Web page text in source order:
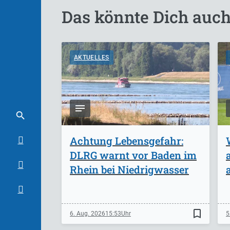
Das könnte Dich
AKTUELLES
Achtung Lebensgefahr:
DLRG warnt vor Baden im
Rhein bei Niedrigwasser
6. Aug. 202615:53 bookmark_border